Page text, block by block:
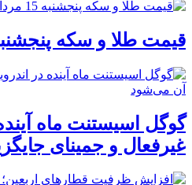
قیمت طلا و سکه پنجشنبه 15
گوگل اسیستنت ماه
غیرفعال و جمینای